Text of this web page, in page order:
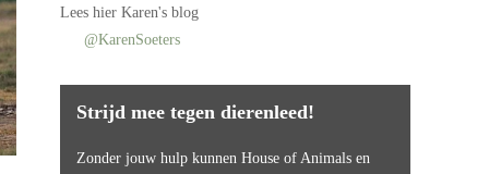
Leeshier Karen's blog
@KarenSoeters
Strijd mee tegen dierenleed!
Zonder jouw hulp kunnen House of Animals en